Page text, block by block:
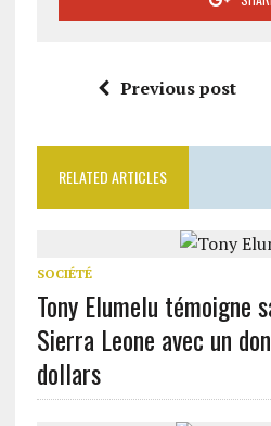
Previous post
RELATED ARTICLES
SOCIÉTÉ
Tony Elumelu témoigne
Sierra Leone avec un
dollars